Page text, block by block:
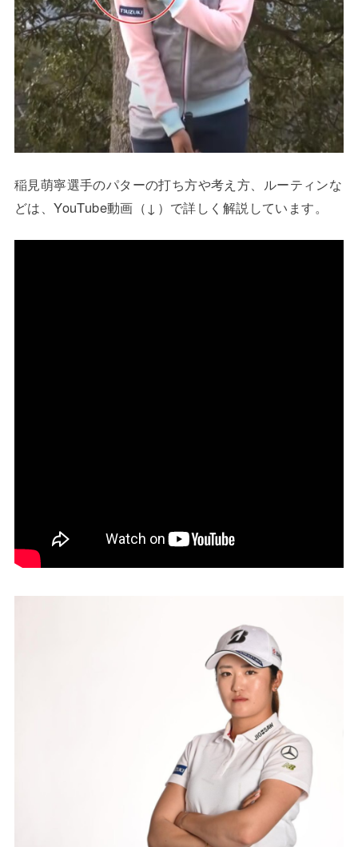
稲見萌寧選手のパターの打ち方や考え方、ルーティンな
どは、YouTube動画（↓）で詳しく解説しています。